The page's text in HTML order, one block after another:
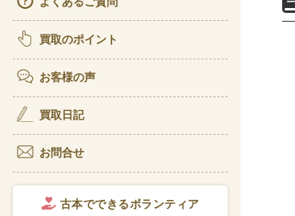
買取のポイント
お客様の声
買取日記
お問合せ
古本でできるボランティア